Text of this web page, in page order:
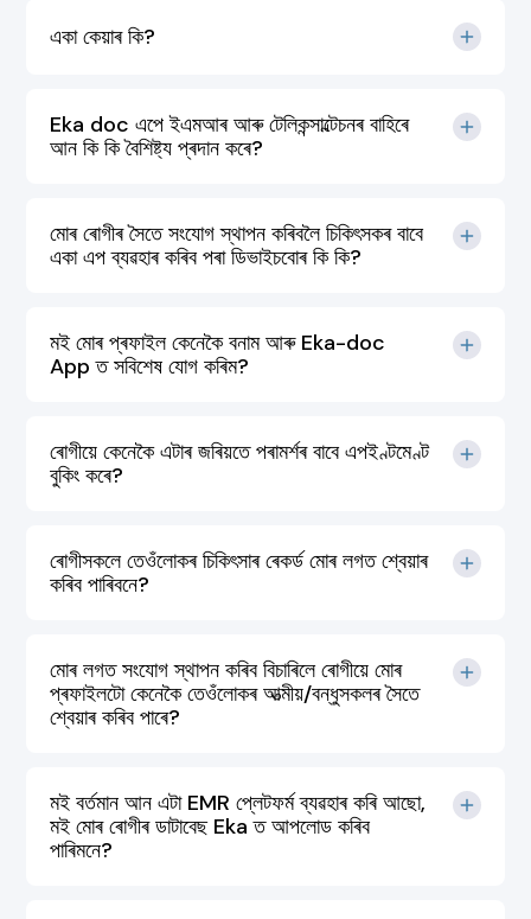
একা কেয়াৰ কি?
Eka doc এপে ইএমআৰ আৰু টেলিকন্সাল্টেচনৰ বাহিৰে
আন কি কি বৈশিষ্ট্য প্ৰদান কৰে?
মোৰ ৰোগীৰ সৈতে সংযোগ স্থাপন কৰিবলৈ চিকিৎসকৰ বাবে
একা এপ ব্যৱহাৰ কৰিব পৰা ডিভাইচবোৰ কি কি?
মই মোৰ প্ৰফাইল কেনেকৈ বনাম আৰু Eka-doc
App ত সবিশেষ যোগ কৰিম?
ৰোগীয়ে কেনেকৈ এটাৰ জৰিয়তে পৰামৰ্শৰ বাবে এপইণ্টমেণ্ট
বুকিং কৰে?
ৰোগীসকলে তেওঁলোকৰ চিকিৎসাৰ ৰেকৰ্ড মোৰ লগত শ্বেয়াৰ
কৰিব পাৰিবনে?
মোৰ লগত সংযোগ স্থাপন কৰিব বিচাৰিলে ৰোগীয়ে মোৰ
প্ৰফাইলটো কেনেকৈ তেওঁলোকৰ আত্মীয়/বন্ধুসকলৰ সৈতে
শ্বেয়াৰ কৰিব পাৰে?
মই বৰ্তমান আন এটা EMR প্লেটফৰ্ম ব্যৱহাৰ কৰি আছো,
মই মোৰ ৰোগীৰ ডাটাবেছ Eka ত আপলোড কৰিব
পাৰিমনে?